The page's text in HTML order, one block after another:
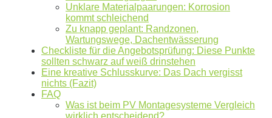
Unklare Materialpaarungen: Korrosion
kommt schleichend
Zu knapp geplant: Randzonen,
Wartungswege, Dachentwässerung
Checkliste für die Angebotsprüfung: Diese Punkte
sollten schwarz auf weiß drinstehen
Eine kreative Schlusskurve: Das Dach vergisst
nichts (Fazit)
FAQ
Was ist beim PV Montagesysteme Vergleich
wirklich entscheidend?